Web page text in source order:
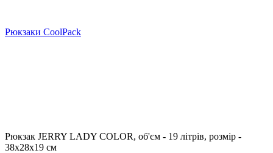
Рюкзаки CoolPack
Рюкзак JERRY LADY COLOR, об'єм - 19 літрів, розмір -
38х28х19 см